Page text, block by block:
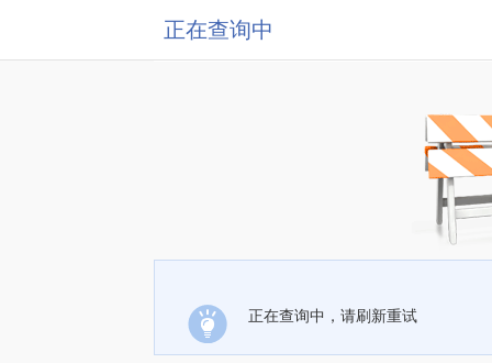
正在查询中
正在查询中，请刷新重试